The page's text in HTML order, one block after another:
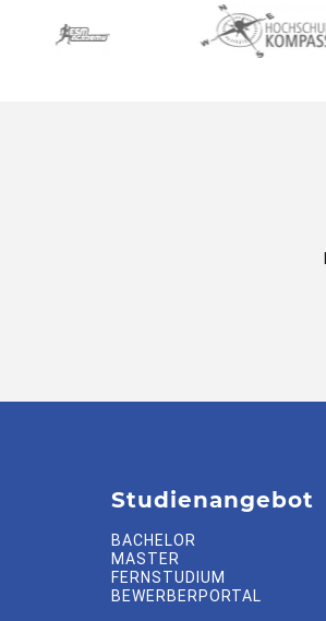
Studienangebot
BACHELOR
MASTER
FERNSTUDIUM
BEWERBERPORTAL